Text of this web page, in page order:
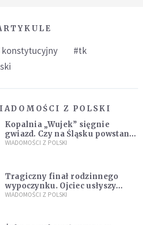
konstytucyjny
#tk
Z POLSKI
Kopalnia „Wujek” sięgnie
gwiazd. Czy na Śląsku powstanie
„Dolina Krzemowa”?
WIADOMOŚCI Z POLSKI
Tragiczny finał rodzinnego
wypoczynku. Ojciec usłyszy
zarzuty
WIADOMOŚCI Z POLSKI